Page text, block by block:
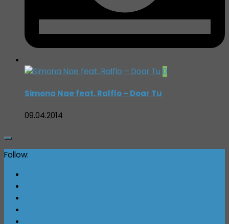
0
Simona Nae feat. Ralflo – Doar Tu
09.04.2014
Follow: